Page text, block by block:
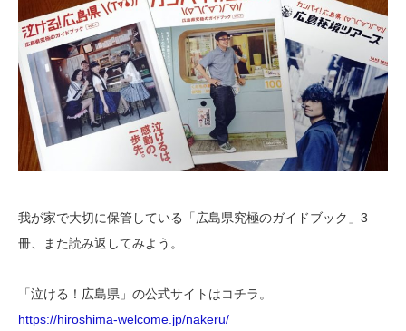
我が家で大切に保管している「広島県究極のガイドブック」3
冊、また読み返してみよう。
「泣ける！広島県」の公式サイトはコチラ。
https://hiroshima-welcome.jp/nakeru/